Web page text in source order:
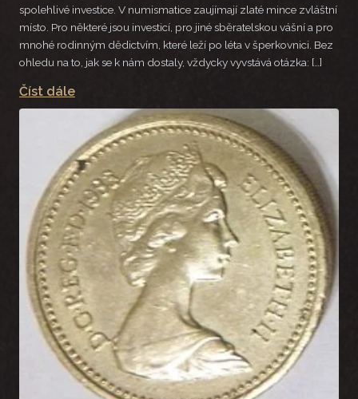
spolehlivé investice. V numismatice zaujímají zlaté mince zvláštní
místo. Pro některé jsou investicí, pro jiné sběratelskou vášní a pro
mnohé rodinným dědictvím, které leží po léta v šperkovnici. Bez
ohledu na to, jak se k nám dostaly, vždycky vyvstává otázka: […]
Číst dále